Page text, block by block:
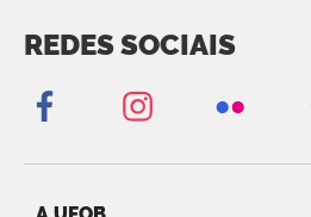
REDES SOCIAIS